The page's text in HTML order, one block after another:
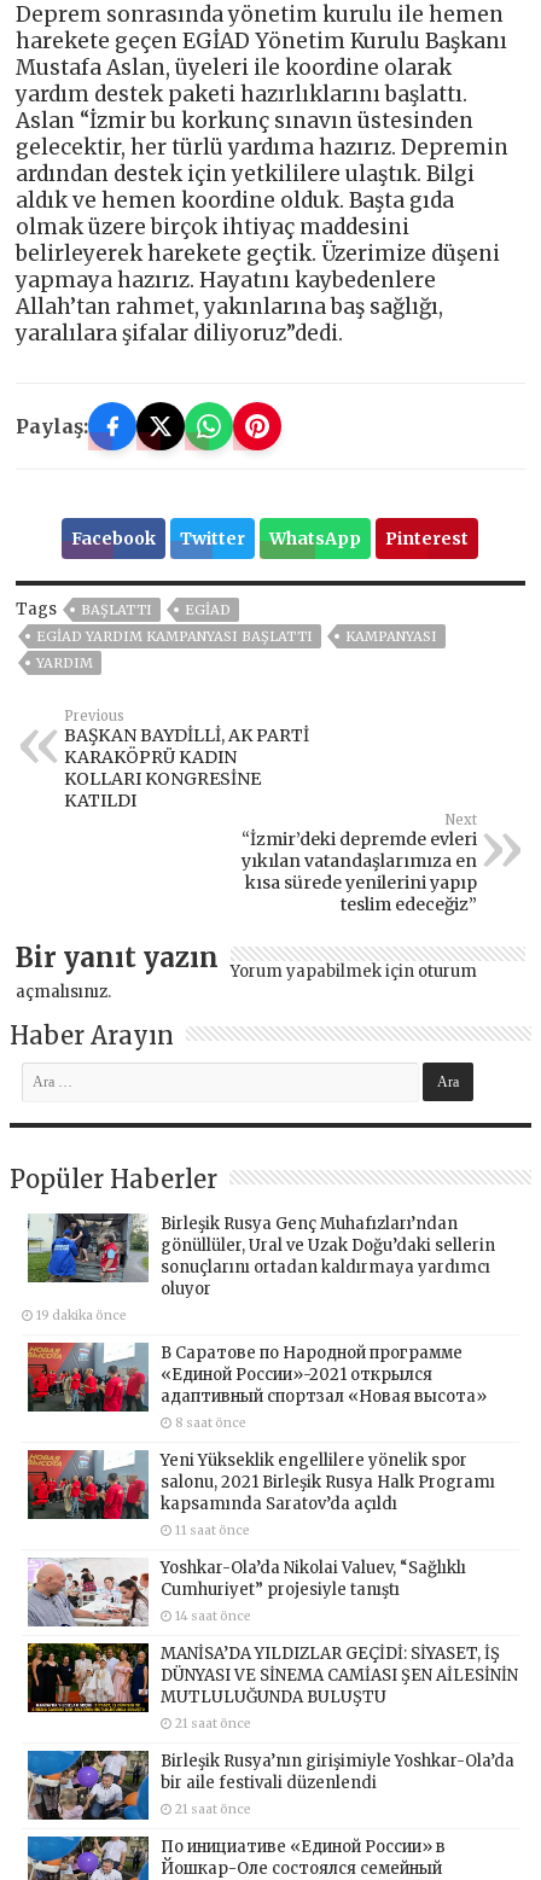
Deprem sonrasında yönetim kurulu ile hemen
harekete geçen EGİAD Yönetim Kurulu Başkanı
Mustafa Aslan, üyeleri ile koordine olarak
yardım destek paketi hazırlıklarını başlattı.
Aslan “İzmir bu korkunç sınavın üstesinden
gelecektir, her türlü yardıma hazırız. Depremin
ardından destek için yetkililere ulaştık. Bilgi
aldık ve hemen koordine olduk. Başta gıda
olmak üzere birçok ihtiyaç maddesini
belirleyerek harekete geçtik. Üzerimize düşeni
yapmaya hazırız. Hayatını kaybedenlere
Allah’tan rahmet, yakınlarına baş sağlığı,
yaralılara şifalar diliyoruz”dedi.
Paylaş:
Facebook Twitter WhatsApp Pinterest
Tags BAŞLATTI
EGİAD
EGİAD YARDIM KAMPANYASI BAŞLATTI
KAMPANYASI
YARDIM
Previous
BAŞKAN BAYDİLLİ, AK PARTİ
KARAKÖPRÜ KADIN
KOLLARI KONGRESİNE
KATILDI
Next
“İzmir’deki depremde evleri
yıkılan vatandaşlarımıza en
kısa sürede yenilerini yapıp
teslim edeceğiz”
Bir yanıt yazın Yorum yapabilmek için oturum
açmalısınız.
Haber Arayın
Popüler Haberler
Birleşik Rusya Genç Muhafızları’ndan
gönüllüler, Ural ve Uzak Doğu’daki sellerin
sonuçlarını ortadan kaldırmaya yardımcı
oluyor
19 dakika önce
В Саратове по Народной программе
«Единой России»-2021 открылся
адаптивный спортзал «Новая высота»
8 saat önce
Yeni Yükseklik engellilere yönelik spor
salonu, 2021 Birleşik Rusya Halk Programı
kapsamında Saratov’da açıldı
11 saat önce
Yoshkar-Ola’da Nikolai Valuev, “Sağlıklı
Cumhuriyet” projesiyle tanıştı
14 saat önce
MANİSA’DA YILDIZLAR GEÇİDİ: SİYASET, İŞ
DÜNYASI VE SİNEMA CAMİASI ŞEN AİLESİNİN
MUTLULUĞUNDA BULUŞTU
21 saat önce
Birleşik Rusya’nın girişimiyle Yoshkar-Ola’da
bir aile festivali düzenlendi
21 saat önce
По инициативе «Единой России» в
Йошкар-Оле состоялся семейный